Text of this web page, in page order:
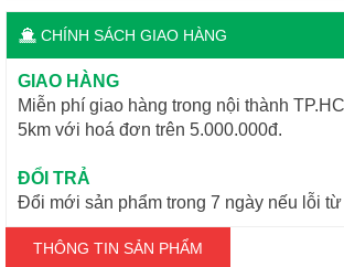
CHÍNH SÁCH GIAO HÀNG
GIAO HÀNG
Miễn phí giao hàng trong nội thành
5km với hoá đơn trên 5.000.000đ.
ĐỔI TRẢ
Đổi mới sản phẩm trong 7 ngày nếu lỗi từ
THÔNG TIN SẢN PHẨM